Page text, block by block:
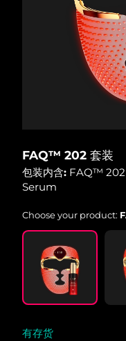
FAQ™ 202 套装
包装内含: FAQ™
Serum
Choose your product:
有存货